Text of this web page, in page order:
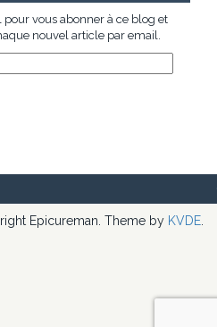
pour vous abonner à ce blog et
nouvel article par email.
Epicureman. Theme by KVDE.